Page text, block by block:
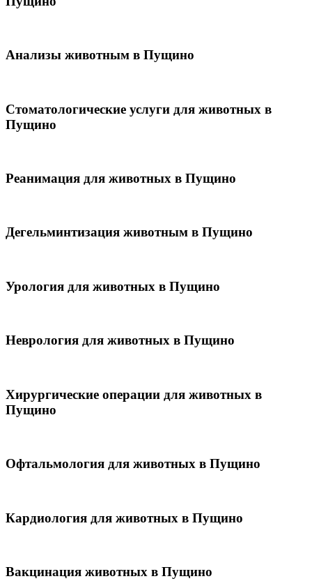
Анализы животным в Пущино
Стоматологические услуги для животных в
Пущино
Реанимация для животных в Пущино
Дегельминтизация животным в Пущино
Урология для животных в Пущино
Неврология для животных в Пущино
Хирургические операции для животных в
Пущино
Офтальмология для животных в Пущино
Кардиология для животных в Пущино
Вакцинация животных в Пущино